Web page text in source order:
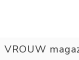
inhoud
VROUW